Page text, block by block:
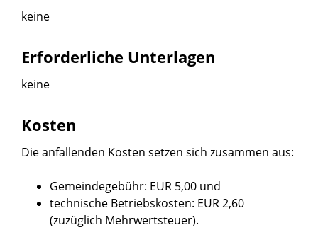
keine
Erforderliche Unterlagen
keine
Kosten
Die anfallenden Kosten setzen sich zusammen aus:
Gemeindegebühr: EUR 5,00 und
technische Betriebskosten: EUR 2,60
(zuzüglich Mehrwertsteuer).